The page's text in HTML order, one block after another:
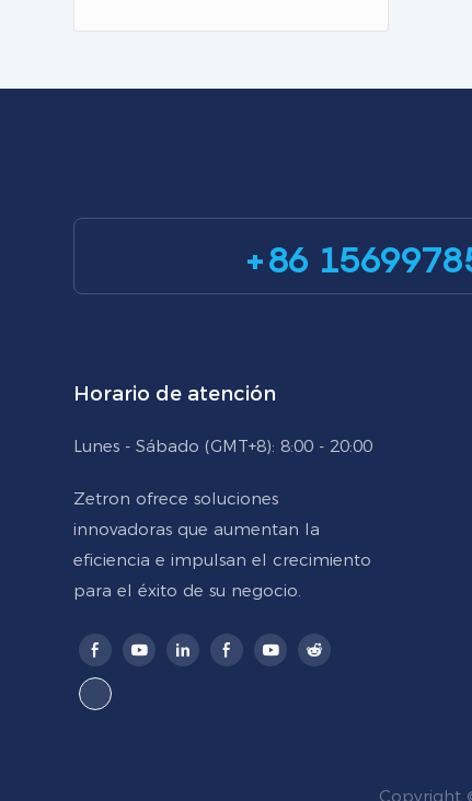
+86
Horario de atención
Lunes - Sábado (GMT+8): 8:00 - 20:00
Zetron ofrece soluciones
innovadoras que aumentan la
eficiencia e impulsan el crecimiento
para el éxito de su negocio.
Copyright